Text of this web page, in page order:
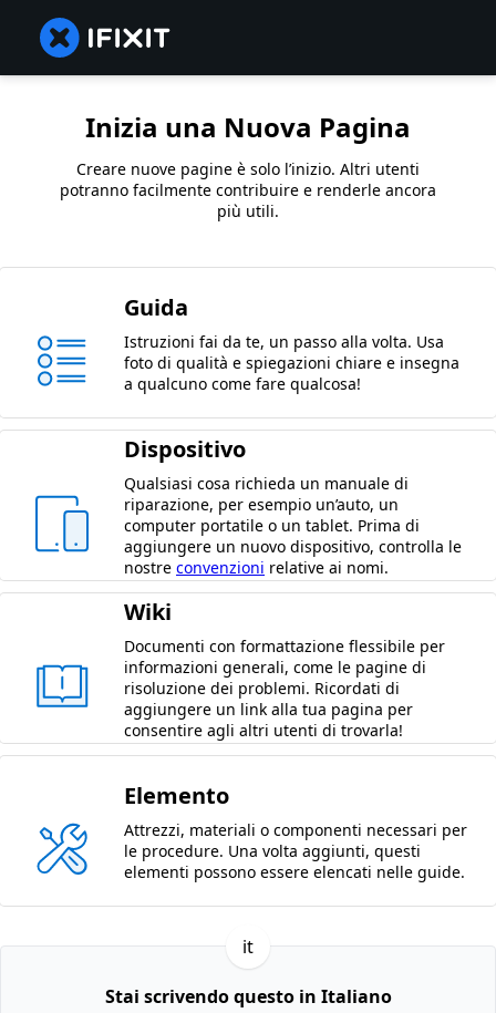
Inizia una Nuova Pagina
Creare nuove pagine è solo l’inizio. Altri utenti
potranno facilmente contribuire e renderle ancora
più utili.
Guida
Istruzioni fai da te, un passo alla volta. Usa
foto di qualità e spiegazioni chiare e insegna
a qualcuno come fare qualcosa!
Dispositivo
Qualsiasi cosa richieda un manuale di
riparazione, per esempio un’auto, un
computer portatile o un tablet. Prima di
aggiungere un nuovo dispositivo, controlla le
nostre convenzioni relative ai nomi.
Wiki
Documenti con formattazione flessibile per
informazioni generali, come le pagine di
risoluzione dei problemi. Ricordati di
aggiungere un link alla tua pagina per
consentire agli altri utenti di trovarla!
Elemento
Attrezzi, materiali o componenti necessari per
le procedure. Una volta aggiunti, questi
elementi possono essere elencati nelle guide.
it
Stai scrivendo questo in Italiano